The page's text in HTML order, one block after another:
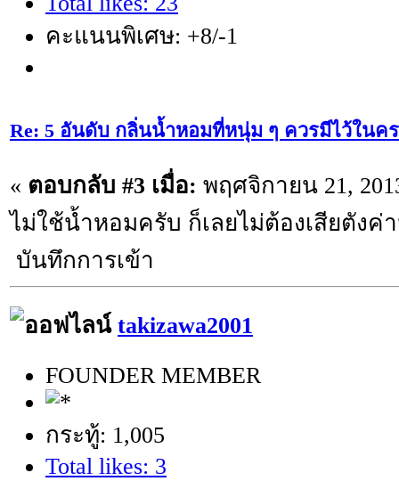
คะแนนพิเศษ: +8/-1
Re: 5 อันดับ กลิ่นน้ำหอมที่หนุ่ม ๆ ควรมีไว้ในค
« ตอบกลับ #3 เมื่อ: พฤศจิกายน 21,
ไม่ใช้น้ำหอมครับ ก็เลยไม่ต้องเสียตังค่
บันทึกการเข้า
takizawa2001
FOUNDER MEMBER
กระทู้: 1,005
Total likes: 3